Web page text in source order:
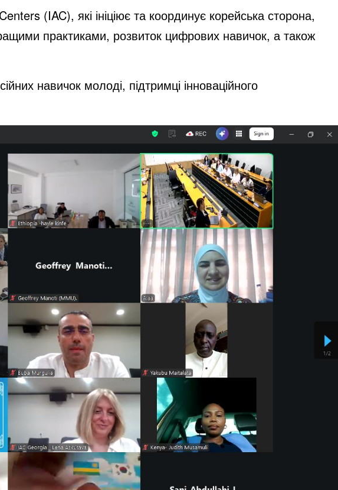
(IAC), які ініціює та координує корейська сторона,
практиками, розвиток цифрових навичок, а також
навичок молоді, підтримці інноваційного